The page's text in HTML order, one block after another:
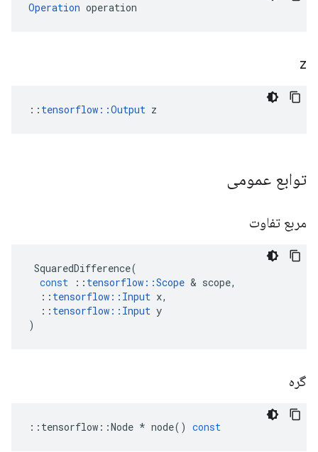
Operation operation
z
:: tensorflow::Output z
توابع عمومی
مربع تفاوت
SquaredDifference(
const
:: tensorflow ::Scope & scope,
:: tensorflow :: Input x,
:: tensorflow :: Input y
)
گره
:: tensorflow ::Node * node() const